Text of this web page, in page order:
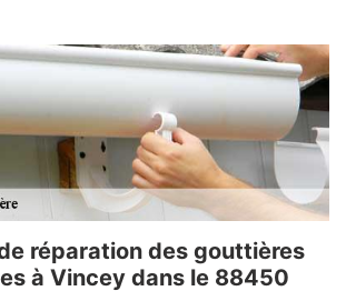
réparation des gouttières
à Vincey dans le 88450